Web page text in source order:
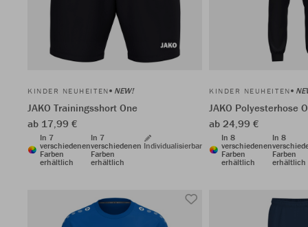
KINDER NEUHEITEN NEW!
JAKO Trainingsshort One
ab 17,99 €
In 7
verschiedenen
Farben
erhältlich
In 7
verschiedenen
Farben
erhältlich
Individualisierbar
KINDER NEUHEITEN
JAKO Polyesterhose
ab 24,99 €
In 8
verschiedenen
Farben
erhältlich
In 8
Farben
erhältlich